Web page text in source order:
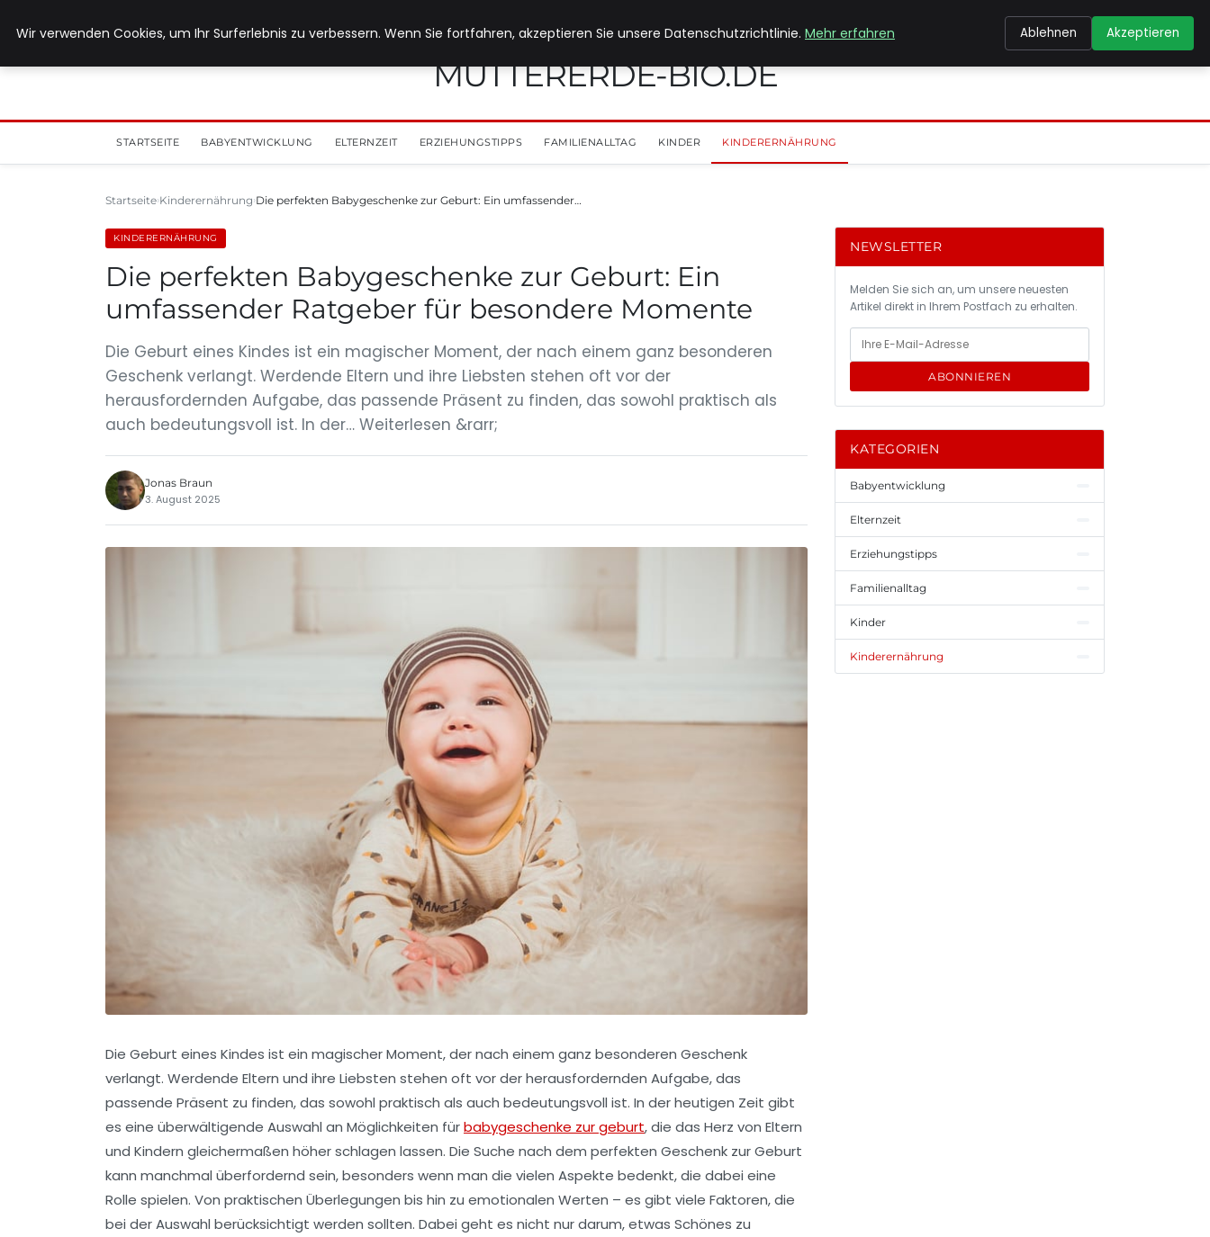
MUTTERERDE-BIO.DE
STARTSEITE BABYENTWICKLUNG ELTERNZEIT ERZIEHUNGSTIPPS FAMILIENALLTAG KINDER KINDERERNÄHRUNG
Startseite Kinderernährung Die perfekten Babygeschenke zur Geburt: Ein umfassender…
KINDERERNÄHRUNG
Die perfekten Babygeschenke zur Geburt: Ein
umfassender Ratgeber für besondere Momente
Die Geburt eines Kindes ist ein magischer Moment, der nach einem ganz besonderen
Geschenk verlangt. Werdende Eltern und ihre Liebsten stehen oft vor der
herausfordernden Aufgabe, das passende Präsent zu finden, das sowohl praktisch als
auch bedeutungsvoll ist. In der… Weiterlesen &rarr;
Jonas Braun
3. August 2025
Die Geburt eines Kindes ist ein magischer Moment, der nach einem ganz besonderen Geschenk
verlangt. Werdende Eltern und ihre Liebsten stehen oft vor der herausfordernden Aufgabe, das
passende Präsent zu finden, das sowohl praktisch als auch bedeutungsvoll ist. In der heutigen Zeit gibt
es eine überwältigende Auswahl an Möglichkeiten fürbabygeschenke zur geburt, die das Herz von Eltern
und Kindern gleichermaßen höher schlagen lassen. Die Suche nach dem perfekten Geschenk zur Geburt
kann manchmal überfordernd sein, besonders wenn man die vielen Aspekte bedenkt, die dabei eine
Rolle spielen. Von praktischen Überlegungen bis hin zu emotionalen Werten – es gibt viele Faktoren, die
bei der Auswahl berücksichtigt werden sollten. Dabei geht es nicht nur darum, etwas Schönes zu
NEWSLETTER
Melden Sie sich an, um unsere neuesten
Artikel direkt in Ihrem Postfach zu erhalten.
ABONNIEREN
KATEGORIEN
Babyentwicklung
Elternzeit
Erziehungstipps
Familienalltag
Kinder
Kinderernährung
Wir verwenden Cookies, um Ihr Surferlebnis zu verbessern. Wenn Sie fortfahren, akzeptieren Sie unsere Datenschutzrichtlinie. Mehr erfahren Ablehnen Akzeptieren